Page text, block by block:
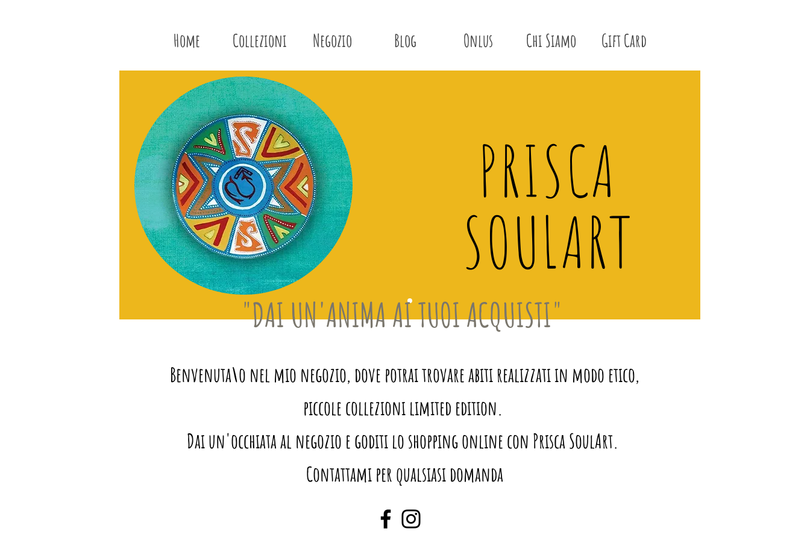
Home Collezioni Negozio Blog Onlus Chi Siamo Gift Card
PRISCA
SOULART
"DAI UN'ANIMA AI TUOI ACQUISTI"
Benvenuta\o nel mio negozio, dove potrai trovare abiti realizzati in modo etico,
piccole collezioni limited edition.
Dai un'occhiata al negozio e goditi lo shopping online con Prisca SoulArt.
Contattami per qualsiasi domanda